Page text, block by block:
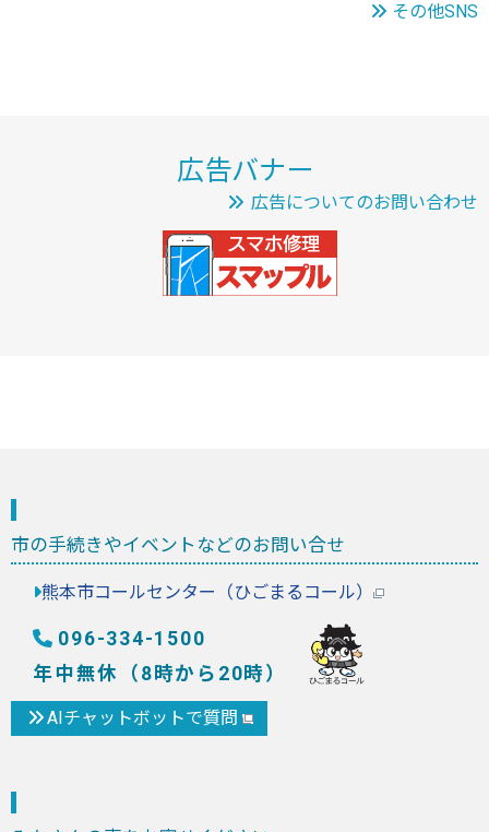
その他SNS
広告バナー
広告についてのお問い合わせ
市の手続きやイベントなどのお問い合せ
熊本市コールセンター（ひごまるコール）
096-334-1500
年中無休（8時から20時）
AIチャットボットで質問